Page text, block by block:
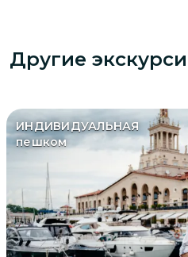
Другие
ИНДИВИДУАЛЬНАЯ
пешком